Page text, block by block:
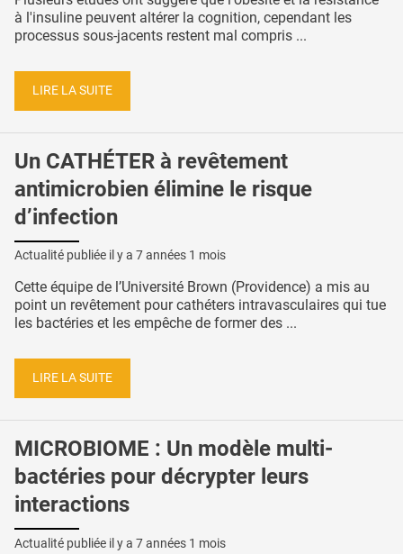
à l'insuline peuvent altérer la cognition, cependant les
processus sous-jacents restent mal compris ...
LIRE LA SUITE
Un CATHÉTER à revêtement
antimicrobien élimine le risque
d’infection
Actualité publiée il y a 7 années 1 mois
Cette équipe de l’Université Brown (Providence) a mis au
point un revêtement pour cathéters intravasculaires qui tue
les bactéries et les empêche de former des ...
LIRE LA SUITE
MICROBIOME : Un modèle multi-
bactéries pour décrypter leurs
interactions
Actualité publiée il y a 7 années 1 mois